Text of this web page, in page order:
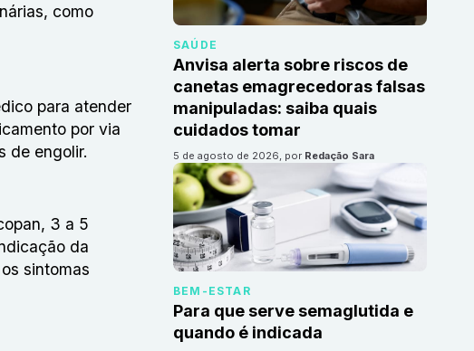
como
para atender
por via
de engolir.
3 a 5
da
sintomas
SAÚDE
Anvisa alerta sobre riscos de
canetas emagrecedoras falsas
manipuladas: saiba quais
cuidados tomar
5 de agosto de 2026, por Redação Sara
BEM-ESTAR
Para que serve semaglutida e
quando é indicada